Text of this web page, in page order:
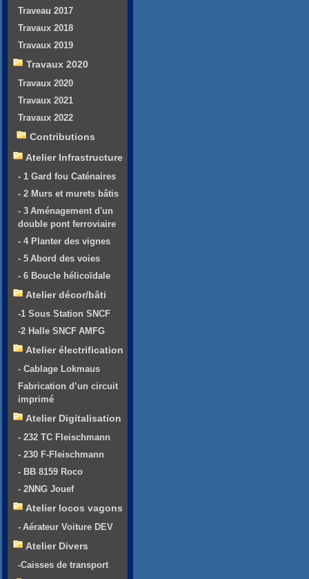
Traveau 2017
Travaux 2018
Travaux 2019
Travaux 2020
Travaux 2020
Travaux 2021
Travaux 2022
Contributions
Atelier Infrastructure
- 1 Gard fou Caténaires
- 2 Murs et murets bâtis
- 3 Aménagement d'un
double pont ferroviaire
- 4 Planter des vignes
- 5 Abord des voies
- 6 Boucle hélicoïdale
Atelier décor/bâti
-1 Sous Station SNCF
-2 Halle SNCF AMFG
Atelier électrification
- Cablage Lokmaus
Fabrication d’un circuit
imprimé
Atelier Digitalisation
- 232 TC Fleischmann
- 230 F-Fleischmann
- BB 8159 Roco
- 2NNG Jouef
Atelier locos vagons
- Aérateur Voiture DEV
Atelier Divers
-Caisses de transport